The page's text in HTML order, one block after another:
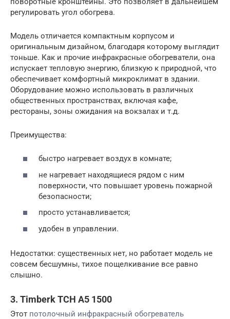
регулировать угол обогрева.
Модель отличается компактным корпусом и
оригинальным дизайном, благодаря которому выглядит
тоньше. Как и прочие инфракрасные обогреватели, она
испускает тепловую энергию, близкую к природной, что
обеспечивает комфортный микроклимат в здании.
Оборудование можно использовать в различных
общественных пространствах, включая кафе,
рестораны, зоны ожидания на вокзалах и т.д.
Преимущества:
быстро нагревает воздух в комнате;
не нагревает находящиеся рядом с ним
поверхности, что повышает уровень пожарной
безопасности;
просто устанавливается;
удобен в управлении.
Недостатки: существенных нет, но работает модель не
совсем бесшумны, тихое пощелкивание все равно
слышно.
3. Timberk TCH A5 1500
Этот потолочный инфракрасный обогреватель